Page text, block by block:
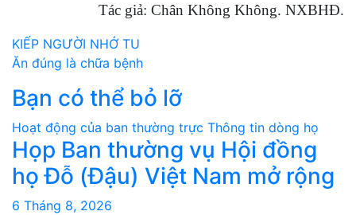
Tác giả: Chân Không Không. NXBHĐ.
Điều
hướng
bài
viết
KIẾP NGƯỜI NHỚ TU
Ăn đúng là chữa bệnh
Bạn có thể bỏ lỡ
Hoạt động của ban thường trực Thông tin dòng họ
Họp Ban thường vụ Hội đồng
họ Đỗ (Đậu) Việt Nam mở rộng
6 Tháng 8, 2026